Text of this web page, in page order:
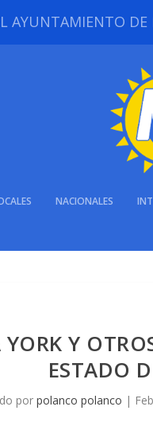
AYUNTAMIENTO DE
NACIONALES
Y
ESTADO
por polanco polanco |